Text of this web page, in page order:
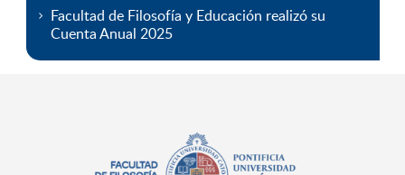
Facultad de Filosofía y Educación realizó su
Cuenta Anual 2025